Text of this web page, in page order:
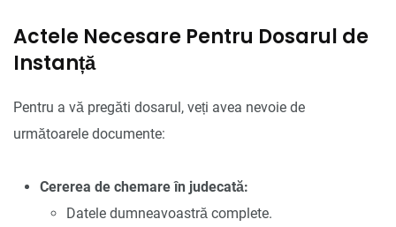
Actele Necesare Pentru Dosarul de
Instanță
Pentru a vă pregăti dosarul, veți avea nevoie de
următoarele documente:
Cererea de chemare în judecată:
Datele dumneavoastră complete.